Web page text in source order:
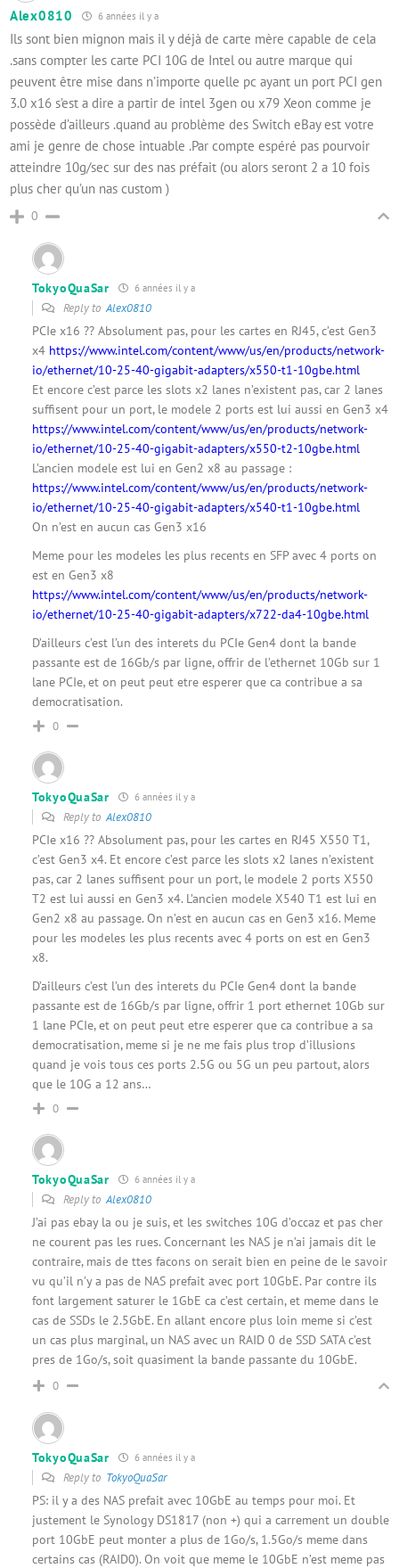
Alex0810 6 années il y a
Ils sont bien mignon mais il y déjà de carte mère capable de cela
.sans compter les carte PCI 10G de Intel ou autre marque qui
peuvent être mise dans n’importe quelle pc ayant un port PCI gen
3.0 x16 s’est a dire a partir de intel 3gen ou x79 Xeon comme je
possède d’ailleurs .quand au problème des Switch eBay est votre
ami je genre de chose intuable .Par compte espéré pas pourvoir
atteindre 10g/sec sur des nas préfait (ou alors seront 2 a 10 fois
plus cher qu’un nas custom )
0
TokyoQuaSar 6 années il y a
Reply toAlex0810
PCIe x16 ?? Absolument pas, pour les cartes en RJ45, c’est Gen3
x4 https://www.intel.com/content/www/us/en/products/network-
io/ethernet/10-25-40-gigabit-adapters/x550-t1-10gbe.html
Et encore c’est parce les slots x2 lanes n’existent pas, car 2 lanes
suffisent pour un port, le modele 2 ports est lui aussi en Gen3 x4
https://www.intel.com/content/www/us/en/products/network-
io/ethernet/10-25-40-gigabit-adapters/x550-t2-10gbe.html
L’ancien modele est lui en Gen2 x8 au passage :
https://www.intel.com/content/www/us/en/products/network-
io/ethernet/10-25-40-gigabit-adapters/x540-t1-10gbe.html
On n’est en aucun cas Gen3 x16
Meme pour les modeles les plus recents en SFP avec 4 ports on
est en Gen3 x8
https://www.intel.com/content/www/us/en/products/network-
io/ethernet/10-25-40-gigabit-adapters/x722-da4-10gbe.html
D’ailleurs c’est l’un des interets du PCIe Gen4 dont la bande
passante est de 16Gb/s par ligne, offrir de l’ethernet 10Gb sur 1
lane PCIe, et on peut peut etre esperer que ca contribue a sa
democratisation.
0
TokyoQuaSar 6 années il y a
Reply toAlex0810
PCIe x16 ?? Absolument pas, pour les cartes en RJ45 X550 T1,
c’est Gen3 x4. Et encore c’est parce les slots x2 lanes n’existent
pas, car 2 lanes suffisent pour un port, le modele 2 ports X550
T2 est lui aussi en Gen3 x4. L’ancien modele X540 T1 est lui en
Gen2 x8 au passage. On n’est en aucun cas en Gen3 x16. Meme
pour les modeles les plus recents avec 4 ports on est en Gen3
x8.
D’ailleurs c’est l’un des interets du PCIe Gen4 dont la bande
passante est de 16Gb/s par ligne, offrir 1 port ethernet 10Gb sur
1 lane PCIe, et on peut peut etre esperer que ca contribue a sa
democratisation, meme si je ne me fais plus trop d’illusions
quand je vois tous ces ports 2.5G ou 5G un peu partout, alors
que le 10G a 12 ans…
0
TokyoQuaSar 6 années il y a
Reply toAlex0810
J’ai pas ebay la ou je suis, et les switches 10G d’occaz et pas cher
ne courent pas les rues. Concernant les NAS je n’ai jamais dit le
contraire, mais de ttes facons on serait bien en peine de le savoir
vu qu’il n’y a pas de NAS prefait avec port 10GbE. Par contre ils
font largement saturer le 1GbE ca c’est certain, et meme dans le
cas de SSDs le 2.5GbE. En allant encore plus loin meme si c’est
un cas plus marginal, un NAS avec un RAID 0 de SSD SATA c’est
pres de 1Go/s, soit quasiment la bande passante du 10GbE.
0
TokyoQuaSar 6 années il y a
Reply to TokyoQuaSar
PS: il y a des NAS prefait avec 10GbE au temps pour moi. Et
justement le Synology DS1817 (non +) qui a carrement un double
port 10GbE peut monter a plus de 1Go/s, 1.5Go/s meme dans
certains cas (RAID0). On voit que meme le 10GbE n’est meme pas